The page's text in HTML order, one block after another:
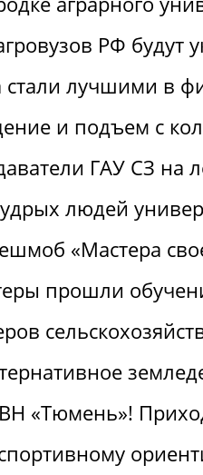
РФ будут
стали лучшими в
и подъем с
ГАУ СЗ
людей
«Мастера
прошли
«Тюмень»!